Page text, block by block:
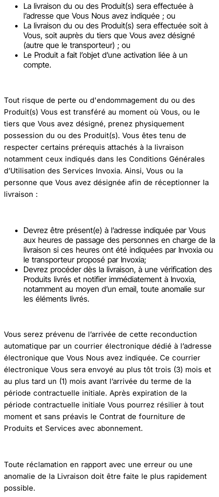
La livraison du ou des Produit(s) sera effectuée à
l’adresse que Vous Nous avez indiquée ; ou
La livraison du ou des Produit(s) sera effectuée soit à
Vous, soit auprès du tiers que Vous avez désigné
(autre que le transporteur) ; ou
Le Produit a fait l’objet d’une activation liée à un
compte.
Tout risque de perte ou d'endommagement du ou des
Produit(s) Vous est transféré au moment où Vous, ou le
tiers que Vous avez désigné, prenez physiquement
possession du ou des Produit(s). Vous êtes tenu de
respecter certains prérequis attachés à la livraison
notamment ceux indiqués dans les Conditions Générales
d’Utilisation des Services Invoxia. Ainsi, Vous ou la
personne que Vous avez désignée afin de réceptionner la
livraison :
Devrez être présent(e) à l’adresse indiquée par Vous
aux heures de passage des personnes en charge de la
livraison si ces heures ont été indiquées par Invoxia ou
le transporteur proposé par Invoxia;
Devrez procéder dès la livraison, à une vérification des
Produits livrés et notifier immédiatement à Invoxia,
notamment au moyen d’un email, toute anomalie sur
les éléments livrés.
Vous serez prévenu de l’arrivée de cette reconduction
automatique par un courrier électronique dédié à l’adresse
électronique que Vous Nous avez indiquée. Ce courrier
électronique Vous sera envoyé au plus tôt trois (3) mois et
au plus tard un (1) mois avant l’arrivée du terme de la
période contractuelle initiale. Après expiration de la
période contractuelle initiale Vous pourrez résilier à tout
moment et sans préavis le Contrat de fourniture de
Produits et Services avec abonnement.
Toute réclamation en rapport avec une erreur ou une
anomalie de la Livraison doit être faite le plus rapidement
possible.